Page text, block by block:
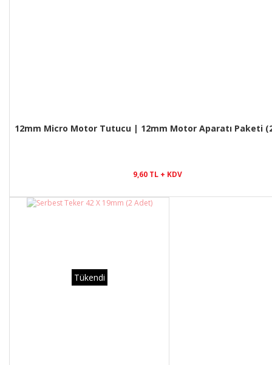
12mm Micro Motor Tutucu | 12mm Motor Aparatı Paketi
9,60 TL + KDV
Tükendi